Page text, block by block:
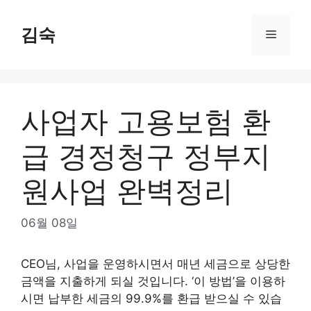
content
김숙 Menu
사업자 고용보험 환
급 경정청구 정부지
원사업 완벽정리
06월 08일
CEO님, 사업을 운영하시면서 매년 세금으로 상당한
금액을 지출하게 되실 것입니다. ‘이 방법’을 이용하
시면 납부한 세금의 99.9%를 환급 받으실 수 있습